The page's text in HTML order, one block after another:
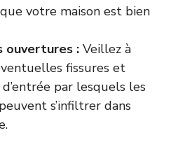
votre maison est bien
ouvertures : Veillez à
fissures et
par lesquels les
s’infiltrer dans